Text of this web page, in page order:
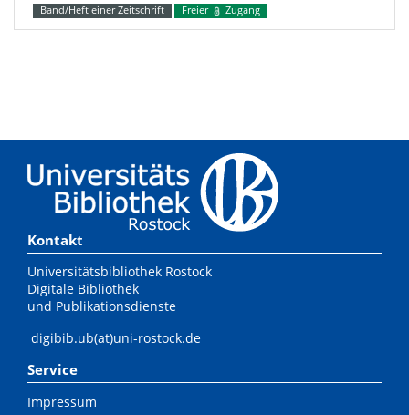
Band/Heft einer Zeitschrift Freier Zugang
Kontakt
Universitätsbibliothek Rostock
Digitale Bibliothek
und Publikationsdienste
digibib.ub(at)uni-rostock.de
Service
Impressum